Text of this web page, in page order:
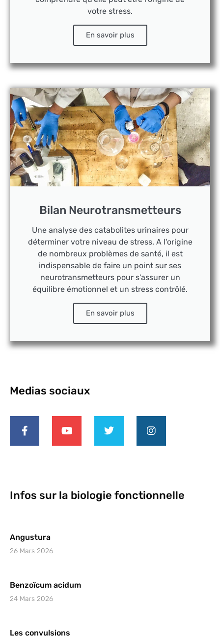
votre stress.
En savoir plus
Bilan Neurotransmetteurs
Une analyse des catabolites urinaires pour
déterminer votre niveau de stress. A l'origine
de nombreux problèmes de santé, il est
indispensable de faire un point sur ses
neurotransmetteurs pour s'assurer un
équilibre émotionnel et un stress contrôlé.
En savoir plus
Medias sociaux
Infos sur la biologie fonctionnelle
Angustura
26 Mars 2026
Benzoïcum acidum
24 Mars 2026
Les convulsions